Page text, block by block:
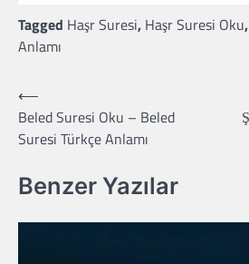
Tagged Haşr Suresi, Haşr Suresi Oku,
Anlamı
Yazı
gezinmesi
⟵
Beled Suresi Oku – Beled
Suresi Türkçe Anlamı
Benzer Yazılar